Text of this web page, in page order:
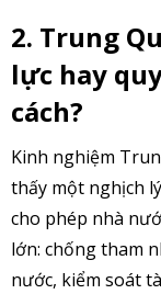
2. Trung
lực hay
cách?
Kinh nghiệm
thấy một nghịch
cho phép nhà
lớn: chống tham
nước, kiểm soát